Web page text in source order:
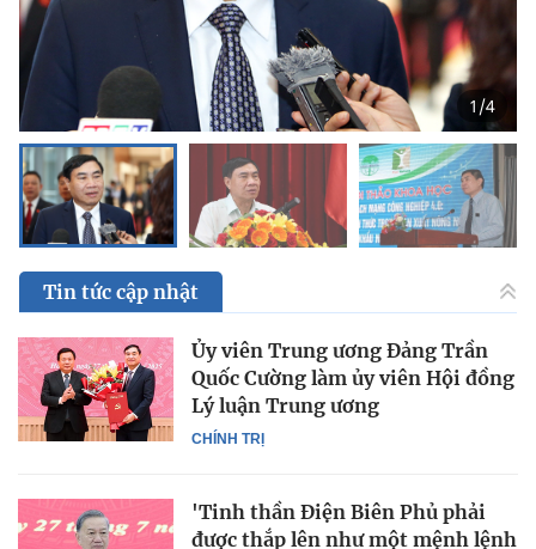
1 /4
Tin tức cập nhật
CHÍNH TRỊ
Ủy viên Trung ương Đảng Trần
Quốc Cường làm ủy viên Hội đồng
Lý luận Trung ương
'Tinh thần Điện Biên Phủ phải
được thắp lên như một mệnh lệnh